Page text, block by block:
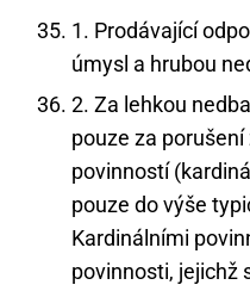
1. Prodávající
úmysl a hrubou
2. Za lehkou
pouze za
povinností
pouze do výše
Kardinálními
povinnosti, jejichž